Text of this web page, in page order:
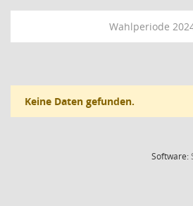
Wahlperiode
Keine Daten gefunden.
Software: